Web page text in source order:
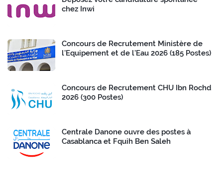
chez Inwi
Concours de Recrutement Ministère de
l’Equipement et de l’Eau 2026 (185 Postes)
Concours de Recrutement CHU Ibn Rochd
2026 (300 Postes)
Centrale Danone ouvre des postes à
Casablanca et Fquih Ben Saleh